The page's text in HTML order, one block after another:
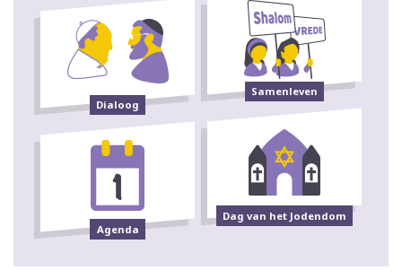
Dialoog
Samenleven
Agenda
Dag van het Jodendom